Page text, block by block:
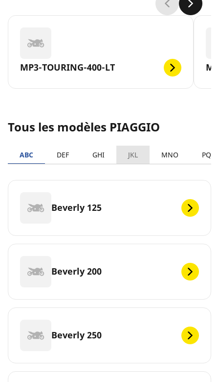
MP3-TOURING-400-LT
Tous les modèles PIAGGIO
ABC DEF GHI JKL MNO PQRS
Beverly 125
Beverly 200
Beverly 250